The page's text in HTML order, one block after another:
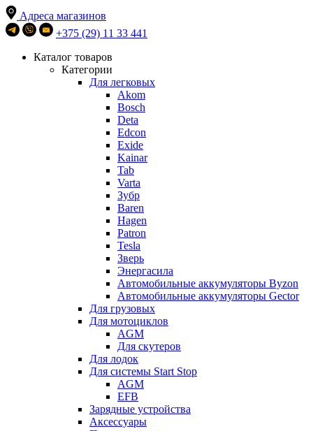
Адреса магазинов
+375 (29) 11 33 441
Каталог товаров
Категории
Для легковых
Akom
Bosch
Deta
Edcon
Exide
Kainar
Tab
Varta
Зубр
Baren
Hagen
Patron
Tesla
Зверь
Энергасила
Автомобильные аккумуляторы Byzon
Автомобильные аккумуляторы Gector
Для грузовых
Для мотоциклов
AGM
Для скутеров
Для лодок
Для системы Start Stop
AGM
EFB
Зарядные устройства
Аксессуары